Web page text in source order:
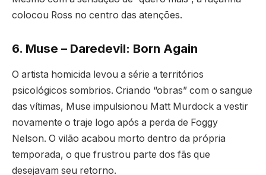
colocou Ross no centro das atenções.
6. Muse – Daredevil: Born Again
O artista homicida levou a série a territórios
psicológicos sombrios. Criando “obras” com o sangue
das vítimas, Muse impulsionou Matt Murdock a vestir
novamente o traje logo após a perda de Foggy
Nelson. O vilão acabou morto dentro da própria
temporada, o que frustrou parte dos fãs que
desejavam seu retorno.